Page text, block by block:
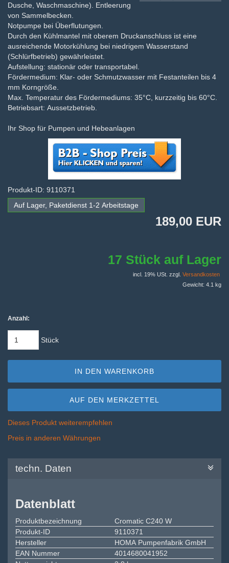
Dusche, Waschmaschine). Entleerung
von Sammelbecken.
Notpumpe bei Überflutungen.
Durch den Kühlmantel mit oberem Druckanschluss ist eine
ausreichende Motorkühlung bei niedrigem Wasserstand
(Schlürfbetrieb) gewährleistet.
Aufstellung: stationär oder transportabel.
Fördermedium: Klar- oder Schmutzwasser mit Festanteilen bis 4
mm Korngröße.
Max. Temperatur des Fördermediums: 35°C, kurzzeitig bis 60°C.
Betriebsart: Aussetzbetrieb.
Ihr Shop für Pumpen und Hebeanlagen
Produkt-ID: 9110371
Auf Lager, Paketdienst 1-2 Arbeitstage
189,00 EUR
17 Stück auf Lager
incl. 19% USt. zzgl. Versandkosten
Gewicht: 4.1 kg
Anzahl:
Stück
IN DEN WARENKORB
AUF DEN MERKZETTEL
Dieses Produkt weiterempfehlen
Preis in anderen Währungen
techn. Daten
Datenblatt
Produktbezeichnung
Cromatic C240 W
Produkt-ID
9110371
Hersteller
HOMA Pumpenfabrik GmbH
EAN Nummer
4014680041952